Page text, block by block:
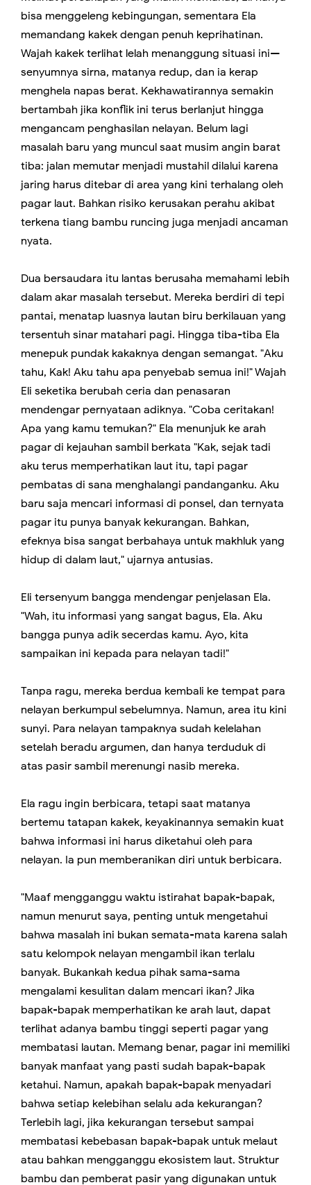
bisa menggeleng kebingungan, sementara Ela
memandang kakek dengan penuh keprihatinan.
Wajah kakek terlihat lelah menanggung situasi ini—
senyumnya sirna, matanya redup, dan ia kerap
menghela napas berat. Kekhawatirannya semakin
bertambah jika konflik ini terus berlanjut hingga
mengancam penghasilan nelayan. Belum lagi
masalah baru yang muncul saat musim angin barat
tiba: jalan memutar menjadi mustahil dilalui karena
jaring harus ditebar di area yang kini terhalang oleh
pagar laut. Bahkan risiko kerusakan perahu akibat
terkena tiang bambu runcing juga menjadi ancaman
nyata.
Dua bersaudara itu lantas berusaha memahami lebih
dalam akar masalah tersebut. Mereka berdiri di tepi
pantai, menatap luasnya lautan biru berkilauan yang
tersentuh sinar matahari pagi. Hingga tiba-tiba Ela
menepuk pundak kakaknya dengan semangat. "Aku
tahu, Kak! Aku tahu apa penyebab semua ini!" Wajah
Eli seketika berubah ceria dan penasaran
mendengar pernyataan adiknya. "Coba ceritakan!
Apa yang kamu temukan?" Ela menunjuk ke arah
pagar di kejauhan sambil berkata "Kak, sejak tadi
aku terus memperhatikan laut itu, tapi pagar
pembatas di sana menghalangi pandanganku. Aku
baru saja mencari informasi di ponsel, dan ternyata
pagar itu punya banyak kekurangan. Bahkan,
efeknya bisa sangat berbahaya untuk makhluk yang
hidup di dalam laut," ujarnya antusias.
Eli tersenyum bangga mendengar penjelasan Ela.
"Wah, itu informasi yang sangat bagus, Ela. Aku
bangga punya adik secerdas kamu. Ayo, kita
sampaikan ini kepada para nelayan tadi!"
Tanpa ragu, mereka berdua kembali ke tempat para
nelayan berkumpul sebelumnya. Namun, area itu kini
sunyi. Para nelayan tampaknya sudah kelelahan
setelah beradu argumen, dan hanya terduduk di
atas pasir sambil merenungi nasib mereka.
Ela ragu ingin berbicara, tetapi saat matanya
bertemu tatapan kakek, keyakinannya semakin kuat
bahwa informasi ini harus diketahui oleh para
nelayan. Ia pun memberanikan diri untuk berbicara.
"Maaf mengganggu waktu istirahat bapak-bapak,
namun menurut saya, penting untuk mengetahui
bahwa masalah ini bukan semata-mata karena salah
satu kelompok nelayan mengambil ikan terlalu
banyak. Bukankah kedua pihak sama-sama
mengalami kesulitan dalam mencari ikan? Jika
bapak-bapak memperhatikan ke arah laut, dapat
terlihat adanya bambu tinggi seperti pagar yang
membatasi lautan. Memang benar, pagar ini memiliki
banyak manfaat yang pasti sudah bapak-bapak
ketahui. Namun, apakah bapak-bapak menyadari
bahwa setiap kelebihan selalu ada kekurangan?
Terlebih lagi, jika kekurangan tersebut sampai
membatasi kebebasan bapak-bapak untuk melaut
atau bahkan mengganggu ekosistem laut. Struktur
bambu dan pemberat pasir yang digunakan untuk